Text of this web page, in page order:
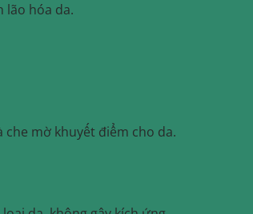
lão hóa da.
mờ khuyết điểm cho da.